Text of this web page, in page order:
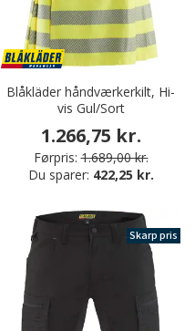
Blåkläder håndværkerkilt, Hi-
vis Gul/Sort
1.266,75 kr.
Førpris: 1.689,00 kr.
Du sparer: 422,25 kr.
Skarp pris